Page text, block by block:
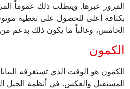
المرور عبرها. ويتطلب ذلك عموماً
بكثافة أعلى للحصول على تغطية
الخامس، وغالباً ما يكون ذلك بدعم من
الكمون
الكمون هو الوقت الذي تستغرقه
المستقبل والعكس. في أنظمة الجيل